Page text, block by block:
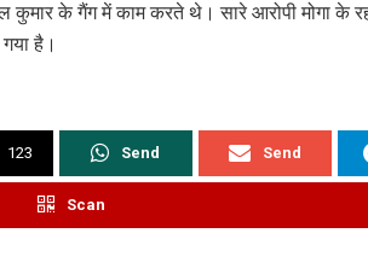
कुमार के गैंग में काम करते थे। सारे आरोपी मोगा के
है।
123 Send Send
Scan